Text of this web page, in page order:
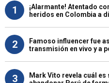
1
¡Alarmante! Atentado
heridos en Colombia a
2
Famoso influencer fue
transmisión en vivo y a
3
Mark Vito revela cuál